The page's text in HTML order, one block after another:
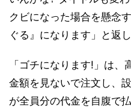
クビになった場合を懸念
ぐる』になります」と返し
「ゴチになります!」は
金額を見ないで注文し、
が全員分の代金を自腹で